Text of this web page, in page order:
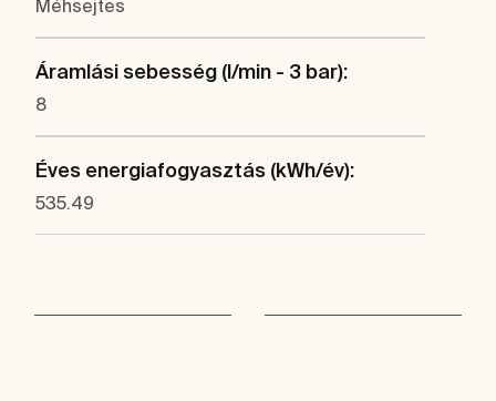
Méhsejtes
Áramlási sebesség (l/min - 3 bar):
8
Éves energiafogyasztás (kWh/év):
535.49